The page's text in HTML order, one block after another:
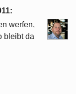
:
werfen,
bleibt da